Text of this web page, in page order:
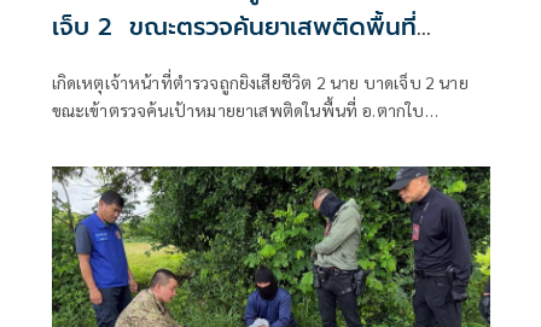
เจ็บ 2 ขณะตรวจค้นยาเสพติดพื้นที่
เกิดเหตุเจ้าหน้าที่ตำรวจถูกยิงเสียชีวิต 2 นาย บาดเจ็บ 2 นาย
ขณะเข้าตรวจค้นเป้าหมายยาเสพติดในพื้นที่ อ.ตากใบ